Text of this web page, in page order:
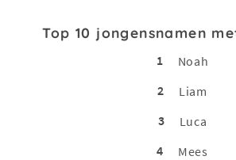
Top 10 jongensnamen
1
Noah
2
Liam
3
Luca
4
Mees